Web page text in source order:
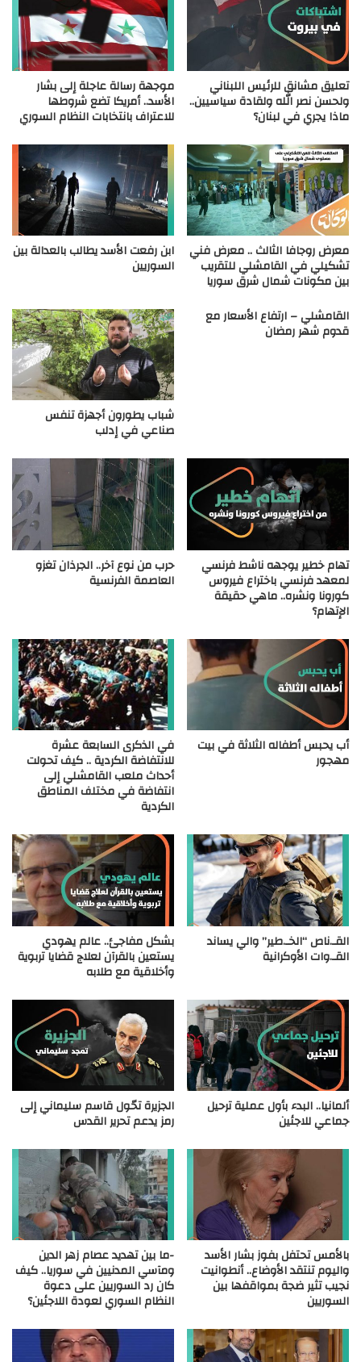
تعليق مشانق للرئيس اللبناني
ولحسن نصر الله ولقادة سياسيين..
ماذا يجري في لبنان؟
موجهة رسالة عاجلة إلى بشار
الأسد.. أمريكا تضع شروطها
للاعتراف بانتخابات النظام السوري
معرض روجافا الثالث .. معرض فني
تشكيلي في القامشلي للتقريب
بين مكونات شمال شرق سوريا
ابن رفعت الأسد يطالب بالعدالة بين
السوريين
القامشلي – ارتفاع الأسعار مع
قدوم شهر رمضان
شباب يطورون أجهزة تنفس
صناعي في إدلب
تهام خطير يوجهه ناشط فرنسي
لمعهد فرنسي باختراع فيروس
كورونا ونشره.. ماهي حقيقة
الإتهام؟
حرب من نوع آخر.. الجرذان تغزو
العاصمة الفرنسية
أب يحبس أطفاله الثلاثة في بيت
مهجور
في الذكرى السابعة عشرة
للانتفاضة الكردية .. كيف تحولت
أحداث ملعب القامشلي إلى
انتفاضة في مختلف المناطق
الكردية
القـ.ناص “الخـ.طير” والي يساند
القـ.وات الأوكرانية
بشكل مفاجئ.. عالم يهودي
يستعين بالقرآن لعلاج قضايا تربوية
وأخلاقية مع طلابه
ألمانيا.. البدء بأول عملية ترحيل
جماعي للاجئين
الجزيرة تحّول قاسم سليماني إلى
رمز يدعم تحرير القدس
بالأمس تحتفل بفوز بشار الأسد
واليوم تنتقد الأوضاع.. أنطوانيت
نجيب تثير ضجة بمواقفها بين
السوريين
-ما بين تهديد عصام زهر الدين
ومآسي المدنيين في سوريا.. كيف
كان رد السوريين على دعوة
النظام السوري لعودة اللاجئين؟